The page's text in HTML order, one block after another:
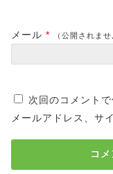
メール * （公開されませ
次回のコメント
メールアドレス、サ